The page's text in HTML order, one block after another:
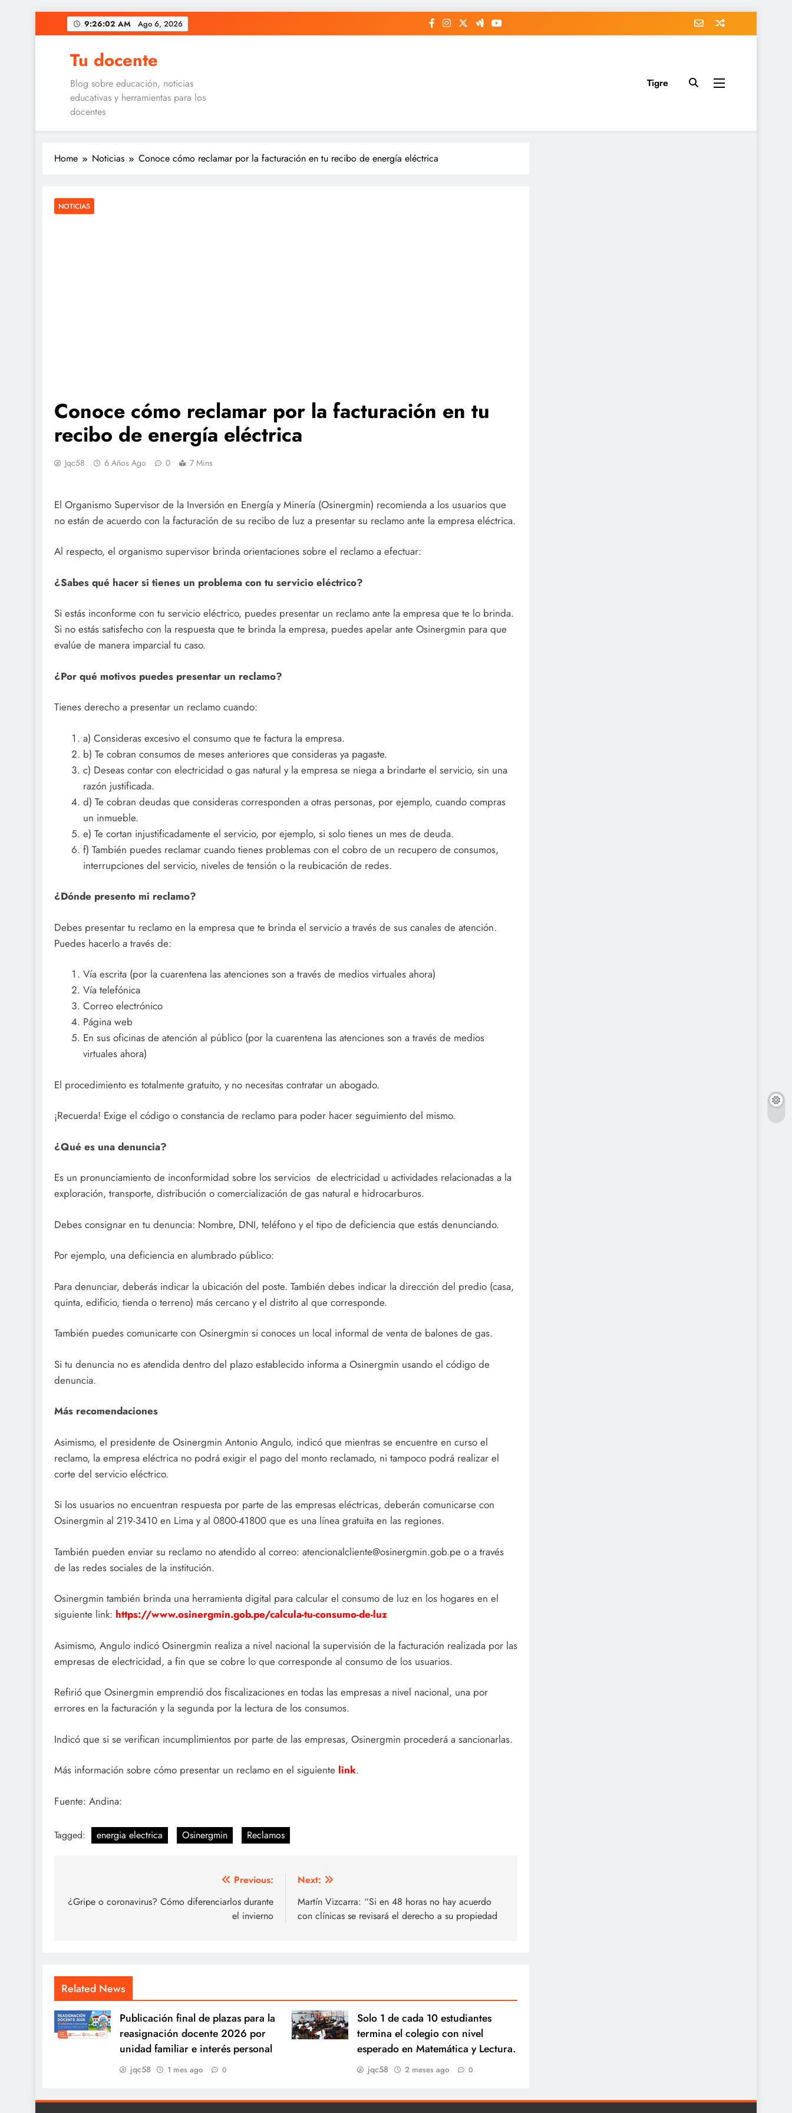
to
9:26:03 AM Ago 6, 2026
Tu docente
Blog sobre educación, noticias
educativas y herramientas para los
docentes
Tigre
Home Noticias Conoce cómo reclamar por la facturación en tu recibo de energía eléctrica
NOTICIAS
Conoce cómo reclamar por la facturación en tu
recibo de energía eléctrica
Jqc58 6 Años Ago 0 7 Mins
El Organismo Supervisor de la Inversión en Energía y Minería (Osinergmin) recomienda a los usuarios que
no están de acuerdo con la facturación de su recibo de luz a presentar su reclamo ante la empresa eléctrica.
Al respecto, el organismo supervisor brinda orientaciones sobre el reclamo a efectuar:
¿Sabes qué hacer si tienes un problema con tu servicio eléctrico?
Si estás inconforme con tu servicio eléctrico, puedes presentar un reclamo ante la empresa que te lo brinda.
Si no estás satisfecho con la respuesta que te brinda la empresa, puedes apelar ante Osinergmin para que
evalúe de manera imparcial tu caso.
¿Por qué motivos puedes presentar un reclamo?
Tienes derecho a presentar un reclamo cuando:
a) Consideras excesivo el consumo que te factura la empresa.
b) Te cobran consumos de meses anteriores que consideras ya pagaste.
c) Deseas contar con electricidad o gas natural y la empresa se niega a brindarte el servicio, sin una
razón justificada.
d) Te cobran deudas que consideras corresponden a otras personas, por ejemplo, cuando compras
un inmueble.
e) Te cortan injustificadamente el servicio, por ejemplo, si solo tienes un mes de deuda.
f) También puedes reclamar cuando tienes problemas con el cobro de un recupero de consumos,
interrupciones del servicio, niveles de tensión o la reubicación de redes.
¿Dónde presento mi reclamo?
Debes presentar tu reclamo en la empresa que te brinda el servicio a través de sus canales de atención.
Puedes hacerlo a través de:
Vía escrita (por la cuarentena las atenciones son a través de medios virtuales ahora)
Vía telefónica
Correo electrónico
Página web
En sus oficinas de atención al público (por la cuarentena las atenciones son a través de medios
virtuales ahora)
El procedimiento es totalmente gratuito, y no necesitas contratar un abogado.
¡Recuerda! Exige el código o constancia de reclamo para poder hacer seguimiento del mismo.
¿Qué es una denuncia?
Es un pronunciamiento de inconformidad sobre los servicios de electricidad u actividades relacionadas a la
exploración, transporte, distribución o comercialización de gas natural e hidrocarburos.
Debes consignar en tu denuncia: Nombre, DNI, teléfono y el tipo de deficiencia que estás denunciando.
Por ejemplo, una deficiencia en alumbrado público:
Para denunciar, deberás indicar la ubicación del poste. También debes indicar la dirección del predio (casa,
quinta, edificio, tienda o terreno) más cercano y el distrito al que corresponde.
También puedes comunicarte con Osinergmin si conoces un local informal de venta de balones de gas.
Si tu denuncia no es atendida dentro del plazo establecido informa a Osinergmin usando el código de
denuncia.
Más recomendaciones
Asimismo, el presidente de Osinergmin Antonio Angulo, indicó que mientras se encuentre en curso el
reclamo, la empresa eléctrica no podrá exigir el pago del monto reclamado, ni tampoco podrá realizar el
corte del servicio eléctrico.
Si los usuarios no encuentran respuesta por parte de las empresas eléctricas, deberán comunicarse con
Osinergmin al 219-3410 en Lima y al 0800-41800 que es una línea gratuita en las regiones.
También pueden enviar su reclamo no atendido al correo: atencionalcliente@osinergmin.gob.pe o a través
de las redes sociales de la institución.
Osinergmin también brinda una herramienta digital para calcular el consumo de luz en los hogares en el
siguiente link: https://www.osinergmin.gob.pe/calcula-tu-consumo-de-luz
Asimismo, Angulo indicó Osinergmin realiza a nivel nacional la supervisión de la facturación realizada por las
empresas de electricidad, a fin que se cobre lo que corresponde al consumo de los usuarios.
Refirió que Osinergmin emprendió dos fiscalizaciones en todas las empresas a nivel nacional, una por
errores en la facturación y la segunda por la lectura de los consumos.
Indicó que si se verifican incumplimientos por parte de las empresas, Osinergmin procederá a sancionarlas.
Más información sobre cómo presentar un reclamo en el siguiente link.
Fuente: Andina:
Tagged: energia electrica Osinergmin Reclamos
de
Previous:
¿Gripe o coronavirus? Cómo diferenciarlos durante
el invierno
Next:
Martín Vizcarra: “Si en 48 horas no hay acuerdo
con clínicas se revisará el derecho a su propiedad
Related News
Publicación final de plazas para la
reasignación docente 2026 por
unidad familiar e interés personal
jqc58 1 mes ago 0
Solo 1 de cada 10 estudiantes
termina el colegio con nivel
esperado en Matemática y Lectura.
jqc58 2 meses ago 0